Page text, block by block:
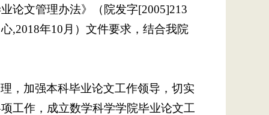
论文管理办法》（院发字[2005]213
,2018年10月）文件要求，结合我院
，加强本科毕业论文工作领导，切实
工作，成立数学科学学院毕业论文工